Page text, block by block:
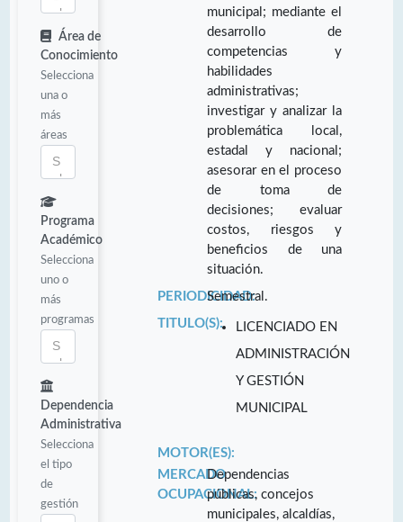
Área de
Conocimiento
Selecciona
una o
más
áreas
Programa
Académico
Selecciona
uno o
más
programas
Dependencia
Administrativa
Selecciona
el tipo
de
gestión
municipal; mediante el
desarrollo de
competencias y
habilidades
administrativas;
investigar y analizar la
problemática local,
estadal y nacional;
asesorar en el proceso
de toma de
decisiones; evaluar
costos, riesgos y
beneficios de una
situación.
PERIODICIDAD:
Semestral.
TITULO(S):
LICENCIADO EN
ADMINISTRACIÓN
Y GESTIÓN
MUNICIPAL
MOTOR(ES):
MERCADO
OCUPACIONAL:
Dependencias
públicas, concejos
municipales, alcaldías,